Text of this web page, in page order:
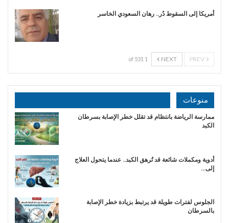
أمريكا إلى السقوط دُر.. رهان السعودي الخاسر
NEXT
1 of 531
منوعات
ممارسة الرياضة بانتظام قد تقلل خطر الإصابة بسرطان
الكبد
أدوية ومكملات شائعة قد تُرهق الكبد.. عندما يتحول العلاج
إلى…
الجلوس لفترات طويلة قد يرتبط بزيادة خطر الإصابة
بالسرطان